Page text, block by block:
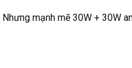
Nhưng mạnh mẽ 30W + 30W